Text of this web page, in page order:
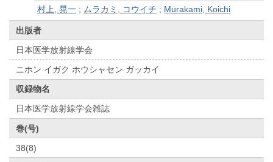
村上, 晃一 ; ムラカミ, コウイチ ; Murakami, Koichi
出版者
日本医学放射線学会
ニホン イガク ホウシャセン ガッカイ
収録物名
日本医学放射線学会雑誌
巻(号)
38(8)